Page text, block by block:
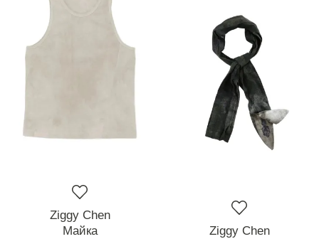
Ziggy Chen
Майка
Ziggy Chen